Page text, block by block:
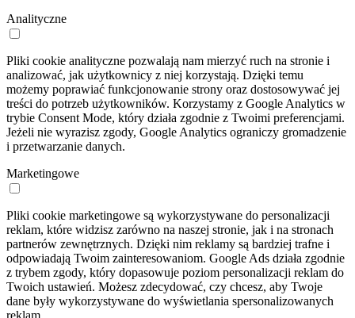
Analityczne
Pliki cookie analityczne pozwalają nam mierzyć ruch na stronie i
analizować, jak użytkownicy z niej korzystają. Dzięki temu
możemy poprawiać funkcjonowanie strony oraz dostosowywać jej
treści do potrzeb użytkowników. Korzystamy z Google Analytics w
trybie Consent Mode, który działa zgodnie z Twoimi preferencjami.
Jeżeli nie wyrazisz zgody, Google Analytics ograniczy gromadzenie
i przetwarzanie danych.
Marketingowe
Pliki cookie marketingowe są wykorzystywane do personalizacji
reklam, które widzisz zarówno na naszej stronie, jak i na stronach
partnerów zewnętrznych. Dzięki nim reklamy są bardziej trafne i
odpowiadają Twoim zainteresowaniom. Google Ads działa zgodnie
z trybem zgody, który dopasowuje poziom personalizacji reklam do
Twoich ustawień. Możesz zdecydować, czy chcesz, aby Twoje
dane były wykorzystywane do wyświetlania spersonalizowanych